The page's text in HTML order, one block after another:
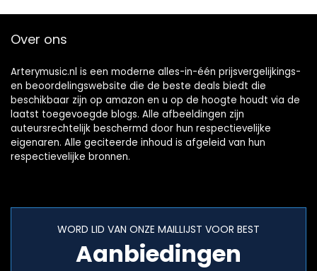
Over ons
Arterymusic.nl is een moderne alles-in-één prijsvergelijkings-
en beoordelingswebsite die de beste deals biedt die
beschikbaar zijn op amazon en u op de hoogte houdt via de
laatst toegevoegde blogs. Alle afbeeldingen zijn
auteursrechtelijk beschermd door hun respectievelijke
eigenaren. Alle geciteerde inhoud is afgeleid van hun
respectievelijke bronnen.
WORD LID VAN ONZE MAILLIJST VOOR BEST
Aanbiedingen